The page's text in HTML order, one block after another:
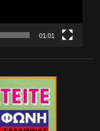
01:01